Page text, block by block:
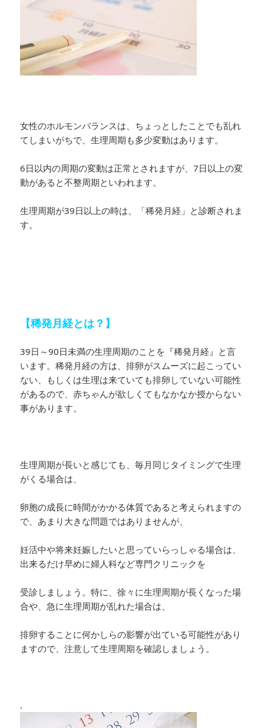
女性のホルモンバランスは、ちょっとしたことでも乱れ
てしまいがちで、生理周期も多少変動はあります。
6日以内の周期の変動は正常とされますが、7日以上の変
動があると不整周期といわれます。
生理周期が39日以上の時は、「稀発月経」と診断されま
す。
【稀発月経とは？】
39日～90日未満の生理周期のことを『稀発月経』と言
います。稀発月経の方は、排卵がスムーズに起こってい
ない、もしくは生理は来ていても排卵していない可能性
があるので、赤ちゃんが欲しくてもなかなか授からない
事があります。
生理周期が長いと感じても、毎月同じタイミングで生理
がくる場合は、
卵胞の成長に時間がかかる体質であると考えられますの
で、あまり大きな問題ではありませんが、
妊活中や将来妊娠したいと思っていらっしゃる場合は、
出来るだけ早めに婦人科など専門クリニックを
受診しましょう。特に、徐々に生理周期が長くなった場
合や、急に生理周期が乱れた場合は、
排卵することに何かしらの影響が出ている可能性があり
ますので、注意して生理周期を確認しましょう。
.